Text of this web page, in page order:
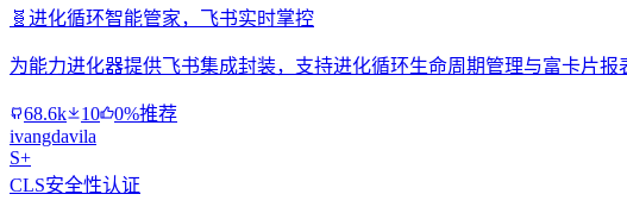
🧬 进化循环智能管家，飞书实时掌控
为能力进化器提供飞书集成封装，支持进化循环生命周期管理与富卡片
68.6k 10
0%推荐
ivangdavila
S+
CLS安全性认证